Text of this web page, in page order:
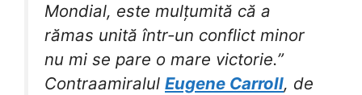
Mondial, este mulțumită că a
rămas unită într-un conflict minor
nu mi se pare o mare victorie.”
Contraamiralul Eugene Carroll, de